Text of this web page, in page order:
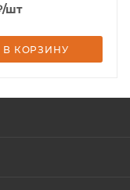
/шт
В КОРЗИНУ